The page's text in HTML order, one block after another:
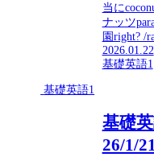
当に
ナッツ
園right? /
2026.01.22
基礎英語1
基礎英語1
基礎
26/1/